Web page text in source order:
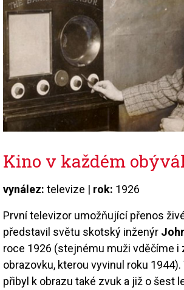
Kino v každém
vynález: televize | rok: 1926
První televizor umožňující přenos
představil světu skotský inženýr
roce 1926 (stejnému muži vděčíme i
obrazovku, kterou vyvinul roku 1944).
přibyl k obrazu také zvuk a již o šest